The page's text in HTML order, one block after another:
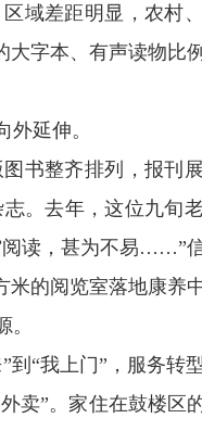
域差距明显，农村
大字本、有声读物比
延伸。
书整齐排列，报刊
。去年，这位九旬
阅读，甚为不易……”
米的阅览室落地康养
“我上门”，服务转
卖”。家住在鼓楼区